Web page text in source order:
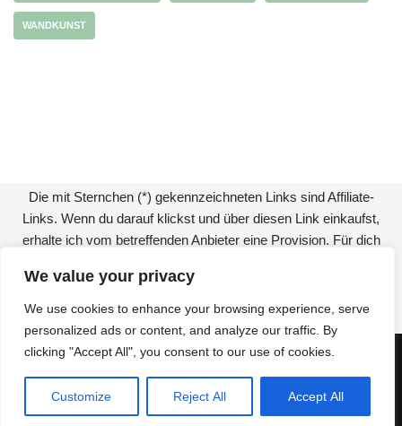
We value your privacy
We use cookies to enhance your browsing experience, serve
personalized ads or content, and analyze our traffic. By
clicking "Accept All", you consent to our use of cookies.
Customize Reject All Accept All
WANDKUNST
Die mit Sternchen (*) gekennzeichneten Links sind Affiliate-
Links. Wenn du darauf klickst und über diesen Link einkaufst,
erhalte ich vom betreffenden Anbieter eine Provision. Für dich
Als Amazon-Partner verdiene ich an qualifizierten Verkäufen.
Neve| Präsentiert vonWordPress